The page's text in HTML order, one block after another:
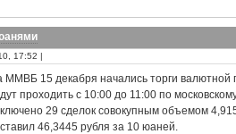
17:52 |
ММВБ 15 декабря начались торги валютной
проходить с 10:00 до 11:00 по
29 сделок совокупным объемом
46,3445 рубля за 10 юаней.